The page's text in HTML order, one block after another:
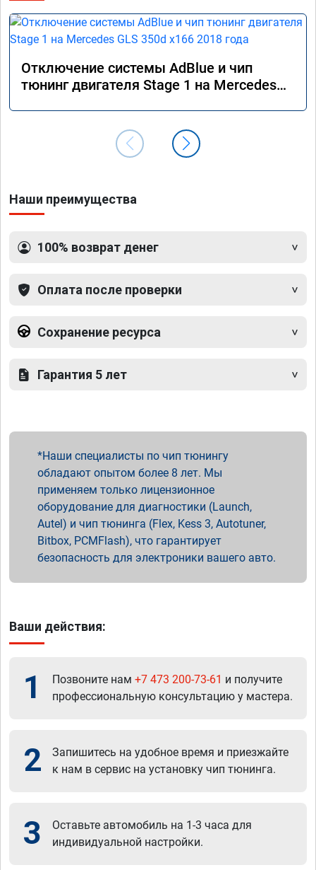
Отключение системы AdBlue и чип
тюнинг двигателя Stage 1 на Mercedes
Наши преимущества
100% возврат денег
Оплата после проверки
Сохранение ресурса
Гарантия 5 лет
Наши специалисты по чип тюнингу
обладают опытом более 8 лет. Мы
применяем только лицензионное
оборудование для диагностики (Launch,
Autel) и чип тюнинга (Flex, Kess 3, Autotuner,
Bitbox, PCMFlash), что гарантирует
безопасность для электроники вашего авто.
Ваши действия:
1 Позвоните нам +7 473 200-73-61 и получите
профессиональную консультацию у мастера.
2
Запишитесь на удобное время и приезжайте
к нам в сервис на установку чип тюнинга.
3
Оставьте автомобиль на 1-3 часа для
индивидуальной настройки.